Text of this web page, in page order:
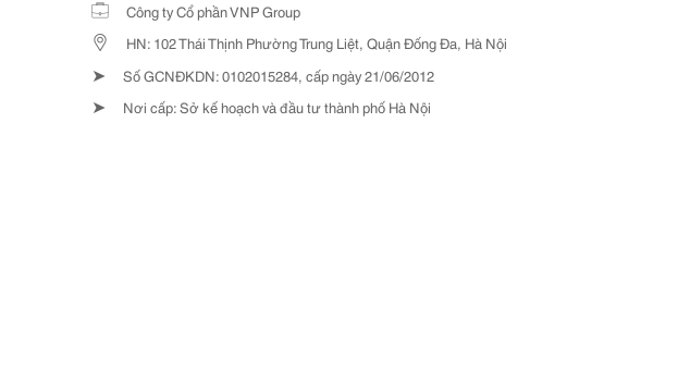
Công ty Cổ phần VNP Group
HN: 102 Thái Thịnh Phường Trung Liệt, Quận Đống Đa, Hà Nội
➤ Số GCNĐKDN: 0102015284, cấp ngày 21/06/2012
➤ Nơi cấp: Sở kế hoạch và đầu tư thành phố Hà Nội